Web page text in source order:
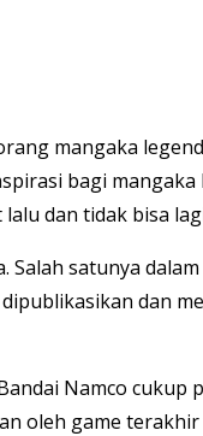
mangaka
bagi mangaka
dan tidak bisa
satunya
dan
Namco
oleh game